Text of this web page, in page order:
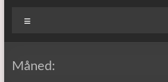
Måned: